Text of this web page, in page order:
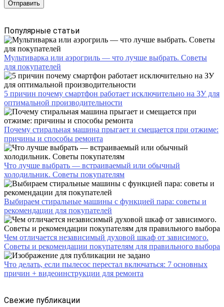
Популярные статьи
Мультиварка или аэрогриль — что лучше выбрать. Советы
для покупателей
5 причин почему смартфон работает исключительно на ЗУ для
оптимальной производительности
Почему стиральная машина прыгает и смещается при отжиме:
причины и способы ремонта
Что лучше выбрать — встраиваемый или обычный
холодильник. Советы покупателям
Выбираем стиральные машины с функцией пара: советы и
рекомендации для покупателей
Чем отличается независимый духовой шкаф от зависимого.
Советы и рекомендации покупателям для правильного выбора
Что делать, если пылесос перестал включаться: 7 основных
причин + видеоинструкции для ремонта
Свежие публикации